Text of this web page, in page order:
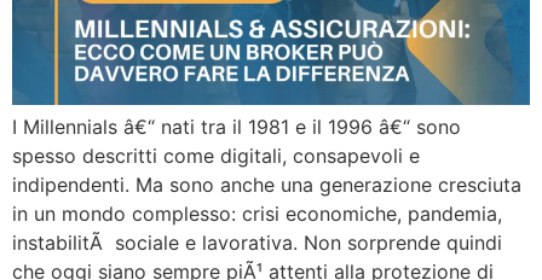
I Millennials â€“ nati tra il 1981 e il 1996 â€“ sono
spesso descritti come digitali, consapevoli e
indipendenti. Ma sono anche una generazione cresciuta
in un mondo complesso: crisi economiche, pandemia,
instabilitÃ sociale e lavorativa. Non sorprende quindi
che oggi siano sempre piÃ¹ attenti alla protezione di